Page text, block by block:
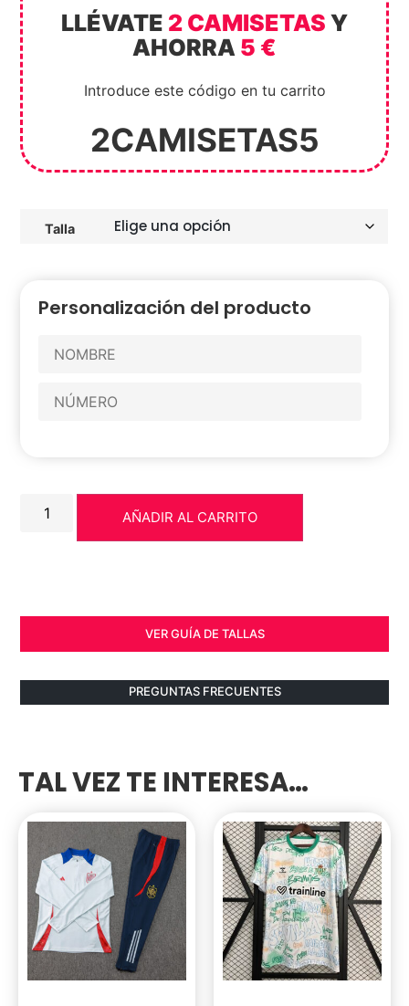
LLÉVATE 2 CAMISETAS Y
AHORRA 5 €
Introduce este código en tu carrito
2CAMISETAS5
Talla
Personalización del producto
AÑADIR AL CARRITO
VER GUÍA DE TALLAS
PREGUNTAS FRECUENTES
TAL VEZ TE INTERESA…